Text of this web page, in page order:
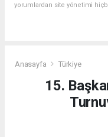
yorumlardan site yönetimi
Anasayfa Türkiye
15.